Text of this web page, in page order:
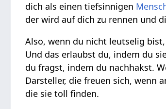
dich als einen tiefsinnigen
der wird auf dich zu rennen und
Also, wenn du nicht leutselig
Und das erlaubst du, indem du
du fragst, indem du nachhakst.
Darsteller, die freuen sich, wenn
die sie toll finden.